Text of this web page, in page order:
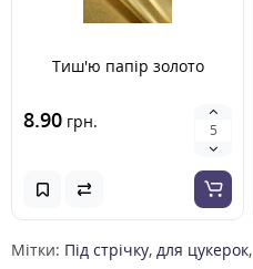
Тиш'ю папір золото
8.90 грн.
Мітки: Під стрічку, для цукерок,